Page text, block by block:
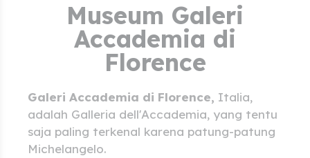
Museum Galeri
Accademia di
Florence
Galeri Accademia di Florence, Italia,
adalah Galleria dell'Accademia, yang tentu
saja paling terkenal karena patung-patung
Michelangelo.